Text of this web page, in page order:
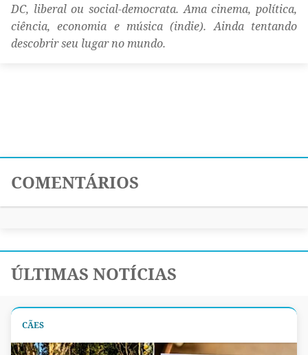
DC, liberal ou social-democrata. Ama cinema, política,
ciência, economia e música (indie). Ainda tentando
descobrir seu lugar no mundo.
COMENTÁRIOS
ÚLTIMAS NOTÍCIAS
CÃES